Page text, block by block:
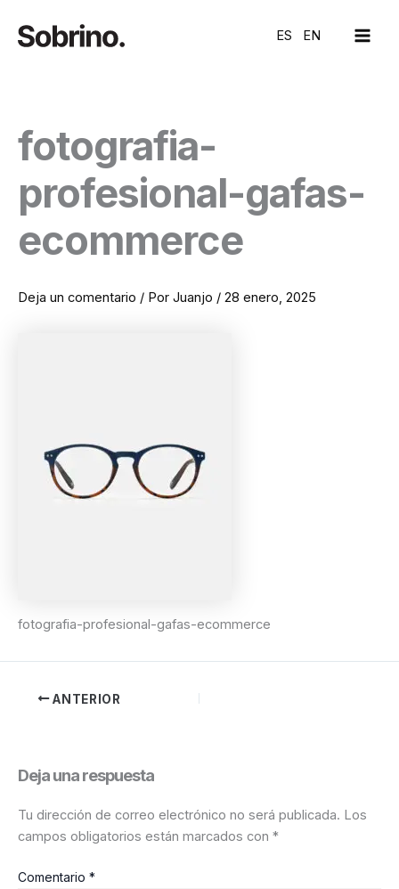
contenido
ES EN
fotografia-
profesional-gafas-
ecommerce
Deja un comentario / Por Juanjo / 28 enero, 2025
fotografia-profesional-gafas-ecommerce
ANTERIOR
Deja una respuesta
Tu dirección de correo electrónico no será publicada. Los
campos obligatorios están marcados con *
Comentario *